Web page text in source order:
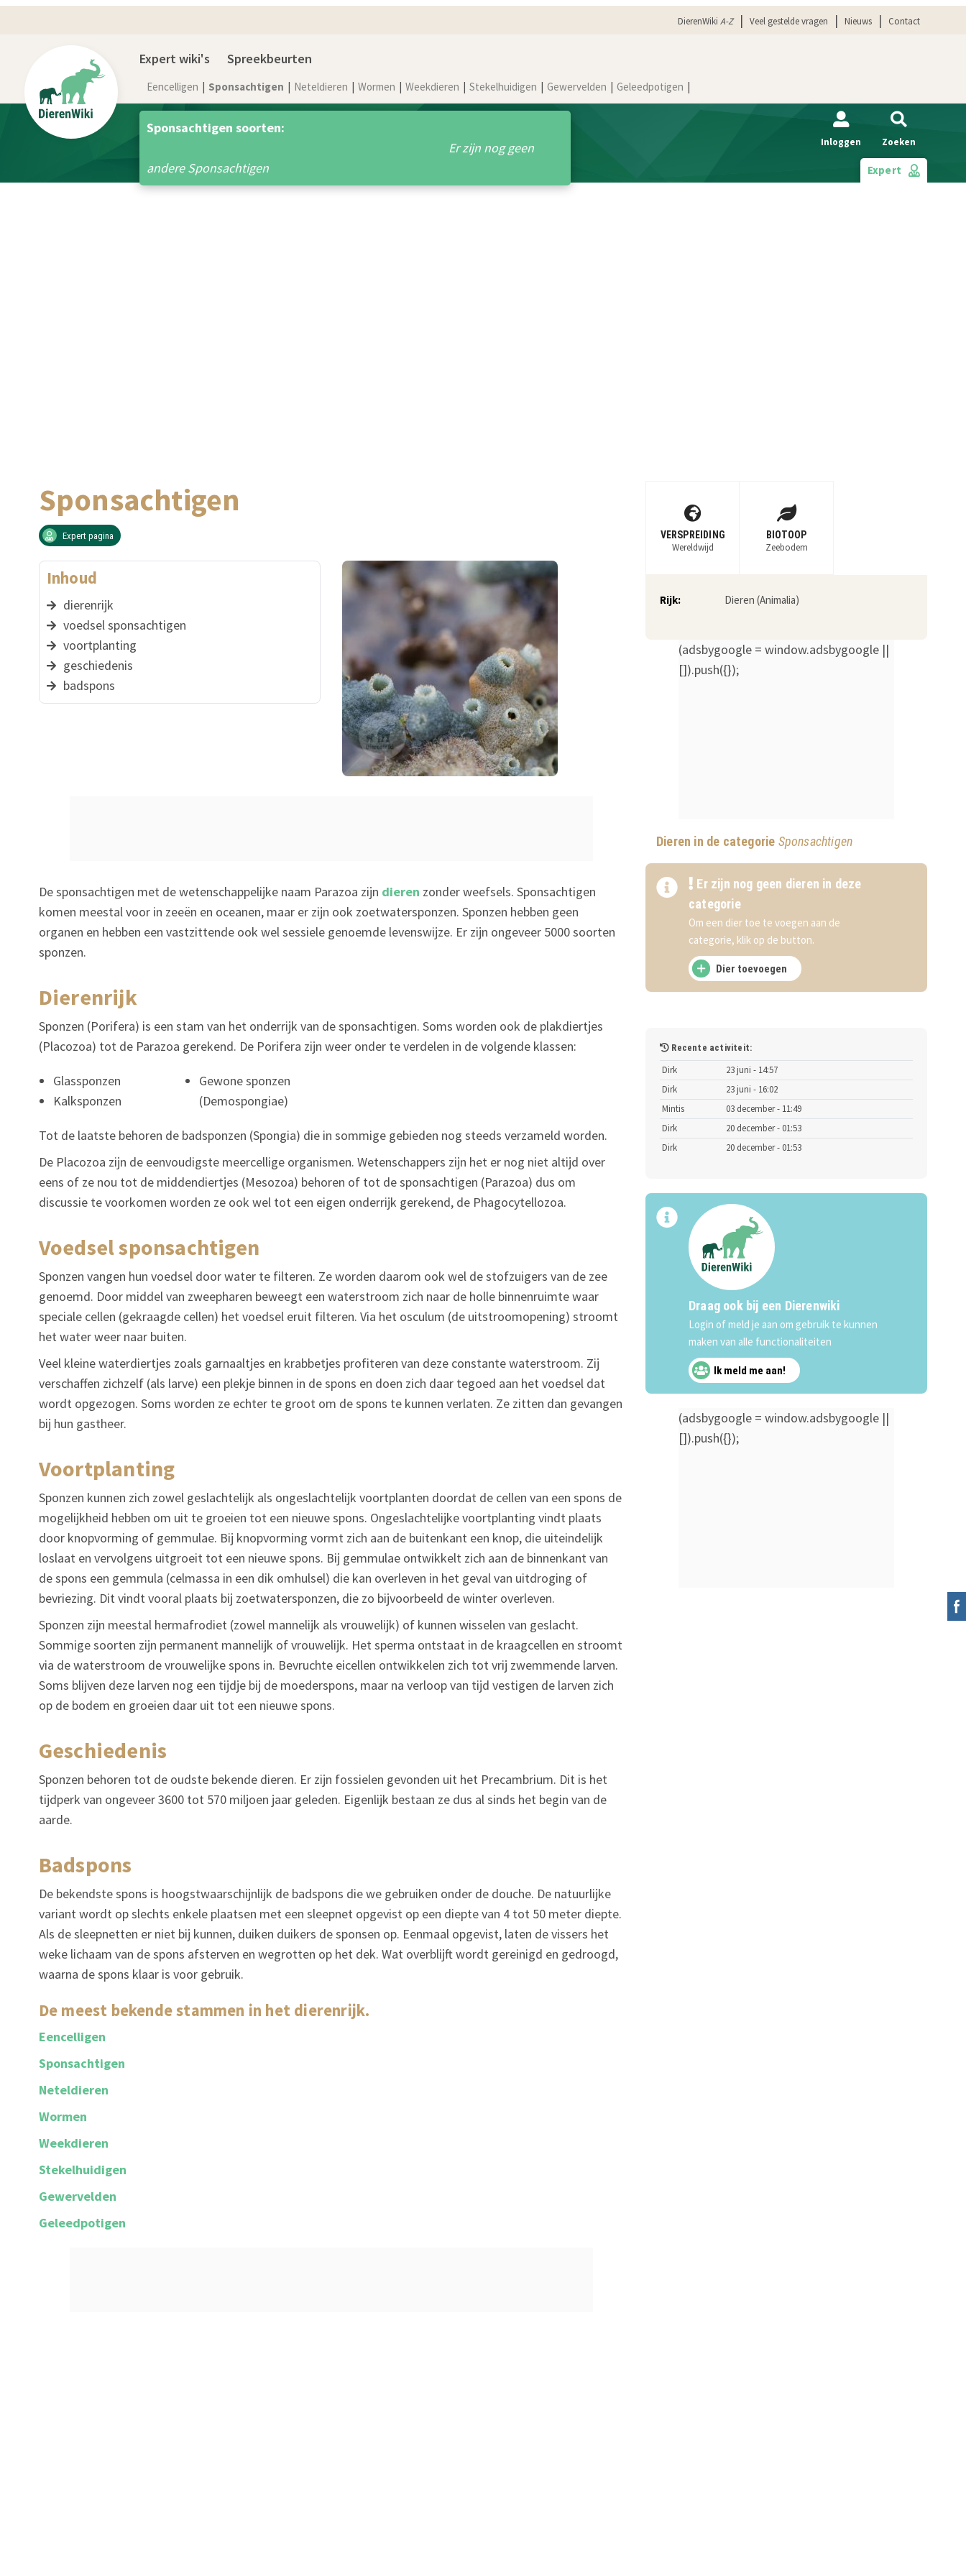
DierenWikiA-Z Veel gestelde vragen Nieuws Contact
Expert wiki's Spreekbeurten
Eencelligen Sponsachtigen Neteldieren Wormen Weekdieren Stekelhuidigen Gewervelden Geleedpotigen
Sponsachtigen soorten:
Er zijn nog geen
andere Sponsachtigen
Inloggen Zoeken
Expert
Sponsachtigen
Expert pagina
Inhoud
dierenrijk
voedsel sponsachtigen
voortplanting
geschiedenis
badspons
Desponsachtigen met de wetenschappelijke naam Parazoa zijn dieren zonder weefsels. Sponsachtigen
komen meestal voor in zeeën en oceanen, maar er zijn ook zoetwatersponzen. Sponzen hebben geen
organen en hebben een vastzittende ook wel sessiele genoemde levenswijze. Er zijn ongeveer 5000 soorten
sponzen.
dierenrijk
Sponzen (Porifera) is een stam van het onderrijk van de sponsachtigen. Soms worden ook de plakdiertjes
(Placozoa) tot de Parazoa gerekend. De Porifera zijn weer onder te verdelen in de volgende klassen:
Glassponzen
Kalksponzen
Gewone sponzen
(Demospongiae)
Tot de laatste behoren de badsponzen (Spongia) die in sommige gebieden nog steeds verzameld worden.
De Placozoa zijn de eenvoudigste meercellige organismen. Wetenschappers zijn het er nog niet altijd over
eens of ze nou tot de middendiertjes (Mesozoa) behoren of tot de sponsachtigen (Parazoa) dus om
discussie te voorkomen worden ze ook wel tot een eigen onderrijk gerekend, de Phagocytellozoa.
voedsel sponsachtigen
Sponzen vangen hun voedsel door water te filteren. Ze worden daarom ook wel de stofzuigers van de zee
genoemd. Door middel van zweepharen beweegt een waterstroom zich naar de holle binnenruimte waar
speciale cellen (gekraagde cellen) het voedsel eruit filteren. Via het osculum (de uitstroomopening) stroomt
het water weer naar buiten.
Veel kleine waterdiertjes zoals garnaaltjes en krabbetjes profiteren van deze constante waterstroom. Zij
verschaffen zichzelf (als larve) een plekje binnen in de spons en doen zich daar tegoed aan het voedsel dat
wordt opgezogen. Soms worden ze echter te groot om de spons te kunnen verlaten. Ze zitten dan gevangen
bij hun gastheer.
voortplanting
Sponzen kunnen zich zowel geslachtelijk als ongeslachtelijk voortplanten doordat de cellen van een spons de
mogelijkheid hebben om uit te groeien tot een nieuwe spons. Ongeslachtelijke voortplanting vindt plaats
door knopvorming of gemmulae. Bij knopvorming vormt zich aan de buitenkant een knop, die uiteindelijk
loslaat en vervolgens uitgroeit tot een nieuwe spons. Bij gemmulae ontwikkelt zich aan de binnenkant van
de spons een gemmula (celmassa in een dik omhulsel) die kan overleven in het geval van uitdroging of
bevriezing. Dit vindt vooral plaats bij zoetwatersponzen, die zo bijvoorbeeld de winter overleven.
Sponzen zijn meestal hermafrodiet (zowel mannelijk als vrouwelijk) of kunnen wisselen van geslacht.
Sommige soorten zijn permanent mannelijk of vrouwelijk. Het sperma ontstaat in de kraagcellen en stroomt
via de waterstroom de vrouwelijke spons in. Bevruchte eicellen ontwikkelen zich tot vrij zwemmende larven.
Soms blijven deze larven nog een tijdje bij de moederspons, maar na verloop van tijd vestigen de larven zich
op de bodem en groeien daar uit tot een nieuwe spons.
geschiedenis
Sponzen behoren tot de oudste bekende dieren. Er zijn fossielen gevonden uit het Precambrium. Dit is het
tijdperk van ongeveer 3600 tot 570 miljoen jaar geleden. Eigenlijk bestaan ze dus al sinds het begin van de
aarde.
badspons
De bekendste spons is hoogstwaarschijnlijk de badspons die we gebruiken onder de douche. De natuurlijke
variant wordt op slechts enkele plaatsen met een sleepnet opgevist op een diepte van 4 tot 50 meter diepte.
Als de sleepnetten er niet bij kunnen, duiken duikers de sponsen op. Eenmaal opgevist, laten de vissers het
weke lichaam van de spons afsterven en wegrotten op het dek. Wat overblijft wordt gereinigd en gedroogd,
waarna de spons klaar is voor gebruik.
De meest bekende stammen in het dierenrijk.
Eencelligen
Sponsachtigen
Neteldieren
Wormen
Weekdieren
Stekelhuidigen
Gewervelden
Geleedpotigen
VERSPREIDING
Wereldwijd
BIOTOOP
Zeebodem
Rijk: Dieren (Animalia)
(adsbygoogle = window.adsbygoogle ||
[]).push({});
Dieren in de categorie Sponsachtigen
Er zijn nog geen dieren in deze
categorie
Om een dier toe te voegen aan de
categorie, klik op de button.
Dier toevoegen
Recente activiteit:
Dirk
23 juni - 14:57
Dirk
23 juni - 16:02
Mintis
03 december - 11:49
Dirk
20 december - 01:53
Dirk
20 december - 01:53
Draag ook bij een Dierenwiki
Login of meld je aan om gebruik te kunnen
maken van alle functionaliteiten
Ik meld me aan!
(adsbygoogle = window.adsbygoogle ||
[]).push({});